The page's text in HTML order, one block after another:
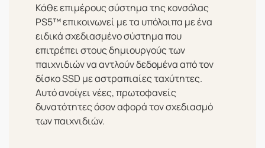
Κάθε επιμέρους σύστημα της κονσόλας
PS5™ επικοινωνεί με τα υπόλοιπα με ένα
ειδικά σχεδιασμένο σύστημα που
επιτρέπει στους δημιουργούς των
παιχνιδιών να αντλούν δεδομένα από τον
δίσκο SSD με αστραπιαίες ταχύτητες.
Αυτό ανοίγει νέες, πρωτοφανείς
δυνατότητες όσον αφορά τον σχεδιασμό
των παιχνιδιών.